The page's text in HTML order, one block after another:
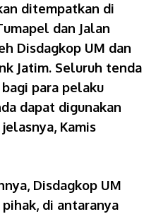
ditempatkan di
dan Jalan
Disdagkop UM dan
Jatim. Seluruh tenda
para pelaku
dapat digunakan
Kamis
Disdagkop UM
di antaranya